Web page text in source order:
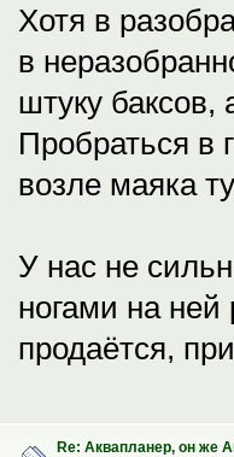
Хотя в
в
штуку баксов,
Пробраться в
возле маяка
У нас не
ногами на ней
продаётся,
Re: Аквапланер, он же